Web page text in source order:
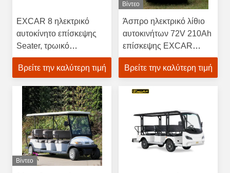
EXCAR 8 ηλεκτρικό
αυτοκίνητο επίσκεψης
Seater, τρωικό
τουριστηκό λεωφορείο
μπαταριών 72V 7.5KW
Βρείτε την καλύτερη τιμή
Βίντεο
Άσπρο ηλεκτρικό λίθιο
αυτοκινήτων 72V 210Ah
επίσκεψης EXCAR
G1S14 με μπαταρίες
Βρείτε την καλύτερη τιμή
Βίντεο